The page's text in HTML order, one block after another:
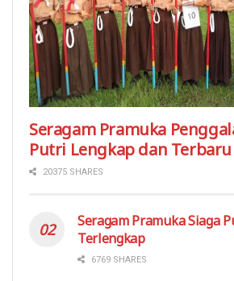
Seragam Pramuka
Putri Lengkap dan Terbaru
20375 SHARES
Seragam Pramuka Siaga
Terlengkap
6769 SHARES